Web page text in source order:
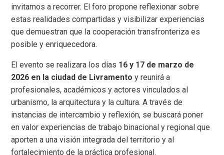
invitamos a recorrer. El foro propone reflexionar sobre
estas realidades compartidas y visibilizar experiencias
que demuestran que la cooperación transfronteriza es
posible y enriquecedora.
El evento se realizara los días 16 y 17 de marzo de
2026 en la ciudad de Livramento y reunirá a
profesionales, académicos y actores vinculados al
urbanismo, la arquitectura y la cultura. A través de
instancias de intercambio y reflexión, se buscará poner
en valor experiencias de trabajo binacional y regional que
aporten a una visión integrada del territorio y al
fortalecimiento de la práctica profesional.